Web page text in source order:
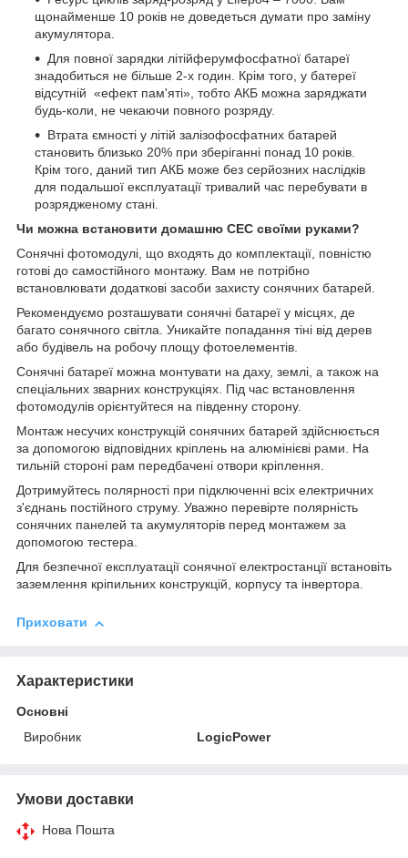
щонайменше 10 років не доведеться думати про заміну
акумулятора.
Для повної зарядки літійферумфосфатної батареї
знадобиться не більше 2-х годин. Крім того, у батереї
відсутній «ефект пам'яті», тобто АКБ можна заряджати
будь-коли, не чекаючи повного розряду.
Втрата ємності у літій залізофосфатних батарей
становить близько 20% при зберіганні понад 10 років.
Крім того, даний тип АКБ може без серйозних наслідків
для подальшої експлуатації тривалий час перебувати в
розрядженому стані.
Чи можна встановити домашню СЕС своїми руками?
Сонячні фотомодулі, що входять до комплектації, повністю
готові до самостійного монтажу. Вам не потрібно
встановлювати додаткові засоби захисту сонячних батарей.
Рекомендуємо розташувати сонячні батареї у місцях, де
багато сонячного світла. Уникайте попадання тіні від дерев
або будівель на робочу площу фотоелементів.
Сонячні батареї можна монтувати на даху, землі, а також на
спеціальних зварних конструкціях. Під час встановлення
фотомодулів орієнтуйтеся на південну сторону.
Монтаж несучих конструкцій сонячних батарей здійснюється
за допомогою відповідних кріплень на алюмінієві рами. На
тильній стороні рам передбачені отвори кріплення.
Дотримуйтесь полярності при підключенні всіх електричних
з'єднань постійного струму. Уважно перевірте полярність
сонячних панелей та акумуляторів перед монтажем за
допомогою тестера.
Для безпечної експлуатації сонячної електростанції встановіть
заземлення кріпильних конструкцій, корпусу та інвертора.
Приховати
Характеристики
Основні
Виробник
LogicPower
Умови доставки
Нова Пошта